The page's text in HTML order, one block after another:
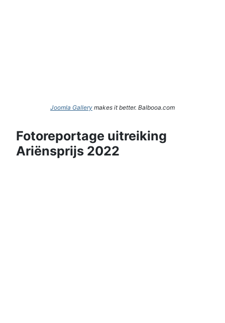
Joomla Gallery makes it better. Balbooa.com
Fotoreportage uitreiking
Ariënsprijs 2022